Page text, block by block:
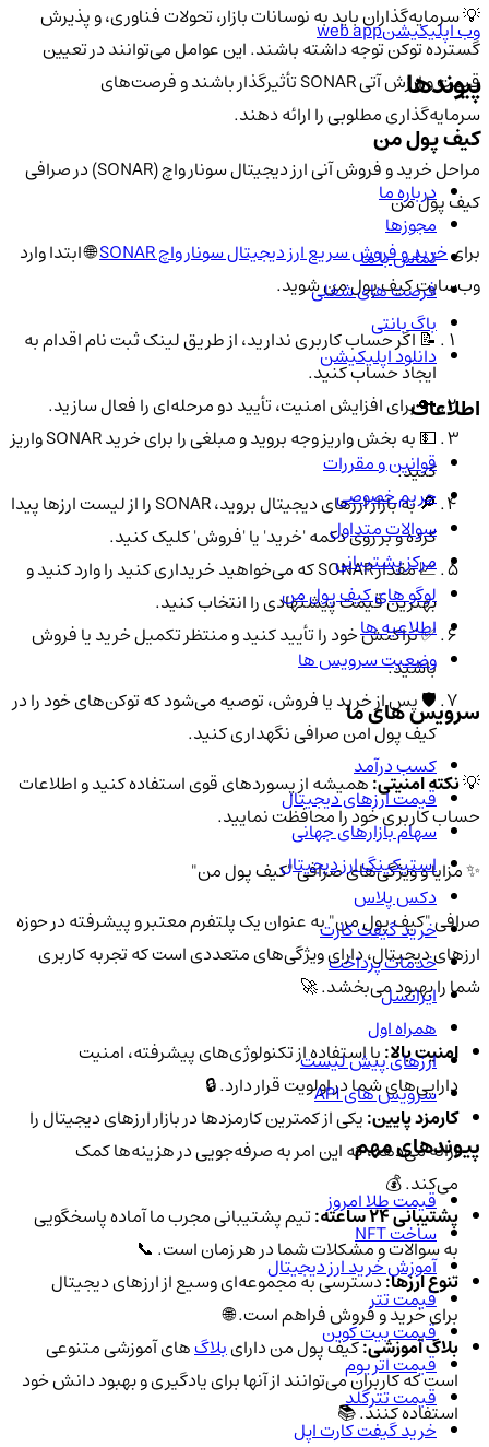
💡 سرمایه‌گذاران باید به نوسانات بازار، تحولات فناوری، و پذیرش
گسترده توکن توجه داشته باشند. این عوامل می‌توانند در تعیین
قیمت و ارزش آتی SONAR تأثیرگذار باشند و فرصت‌های
سرمایه‌گذاری مطلوبی را ارائه دهند.
مراحل خرید و فروش آنی ارز دیجیتال سونار واچ (SONAR) در صرافی
کیف پول من
برایخرید و فروش سریع ارز دیجیتال سونار واچ SONAR
🌐 ابتدا وارد
وب‌سایت کیف پول من شوید.
📝 اگر حساب کاربری ندارید، از طریق لینک ثبت نام اقدام به
ایجاد حساب کنید.
🔑 برای افزایش امنیت، تأیید دو مرحله‌ای را فعال سازید.
💵 به بخش واریز وجه بروید و مبلغی را برای خرید SONAR واریز
کنید.
🔎 به بازار ارزهای دیجیتال بروید، SONAR را از لیست ارزها پیدا
کرده و بر روی دکمه 'خرید' یا 'فروش' کلیک کنید.
📈 مقدار SONAR که می‌خواهید خریداری کنید را وارد کنید و
بهترین قیمت پیشنهادی را انتخاب کنید.
✅ تراکنش خود را تأیید کنید و منتظر تکمیل خرید یا فروش
باشید.
🛡️ پس از خرید یا فروش، توصیه می‌شود که توکن‌های خود را در
کیف پول امن صرافی نگهداری کنید.
💡نکته امنیتی:همیشه از پسوردهای قوی استفاده کنید و اطلاعات
حساب کاربری خود را محافظت نمایید.
✨ مزایا و ویژگی‌های صرافی "کیف پول من"
صرافی "کیف پول من" به عنوان یک پلتفرم معتبر و پیشرفته در حوزه
ارزهای دیجیتال، دارای ویژگی‌های متعددی است که تجربه کاربری
شما را بهبود می‌بخشد. 🚀
امنیت بالا:با استفاده از تکنولوژی‌های پیشرفته، امنیت
دارایی‌های شما در اولویت قرار دارد. 🔒
کارمزد پایین:یکی از کمترین کارمزدها در بازار ارزهای دیجیتال را
ارائه می‌دهد، که این امر به صرفه‌جویی در هزینه‌ها کمک
می‌کند. 💰
پشتیبانی 24 ساعته:
تیم پشتیبانی مجرب ما آماده پاسخگویی
به سوالات و مشکلات شما در هر زمان است. 📞
تنوع ارزها:دسترسی به مجموعه‌ای وسیع از ارزهای دیجیتال
برای خرید و فروش فراهم است. 🌐
بلاگ آموزشی:کیف پول من دارایبلاگ‌های آموزشی متنوعی
است که کاربران می‌توانند از آنها برای یادگیری و بهبود دانش خود
استفاده کنند. 📚
وب اپلیکیشنweb app
پیوندها
کیف پول من
درباره ما
مجوزها
تماس با ما
فرصت های شغلی
باگ بانتی
دانلود اپلیکیشن
اطلاعات
قوانین و مقررات
حریم خصوصی
سوالات متداول
مرکز پشتیبانی
لوگو های کیف پول من
اطلاعیه ها
وضعیت سرویس ها
سرویس های ما
کسب درآمد
قیمت ارزهای دیجیتال
سهام بازارهای جهانی
استیکینگ ارز دیجیتال
دکس پلاس
خرید گیفت کارت
خدمات پرداخت
ایرانسل
همراه اول
ارزهای پیش لیست
سرویس های API
پیوندهای مهم
قیمت طلا امروز
ساخت NFT
آموزش خرید ارز دیجیتال
قیمت تتر
قیمت بیت کوین
قیمت اتریوم
قیمت تترگلد
خرید گیفت کارت اپل